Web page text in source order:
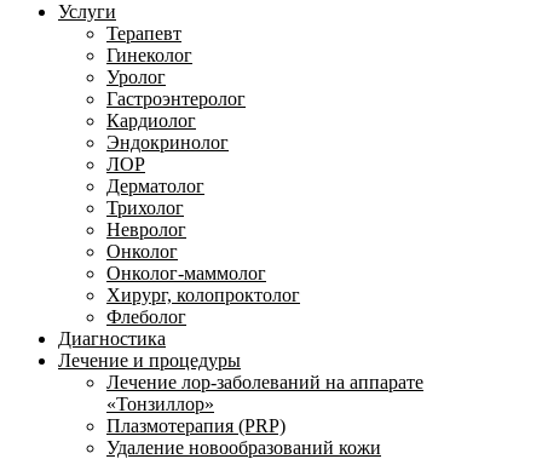
Услуги
Терапевт
Гинеколог
Уролог
Гастроэнтеролог
Кардиолог
Эндокринолог
ЛОР
Дерматолог
Трихолог
Невролог
Онколог
Онколог-маммолог
Хирург, колопроктолог
Флеболог
Диагностика
Лечение и процедуры
Лечение лор-заболеваний на аппарате
«Тонзиллор»
Плазмотерапия (PRP)
Удаление новообразований кожи